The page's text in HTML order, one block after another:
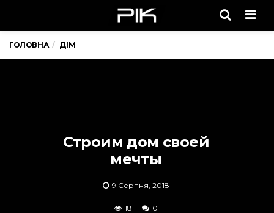
ГОЛОВНА ДІМ
Строим дом своей
мечты
9 Серпня, 2018
18 0